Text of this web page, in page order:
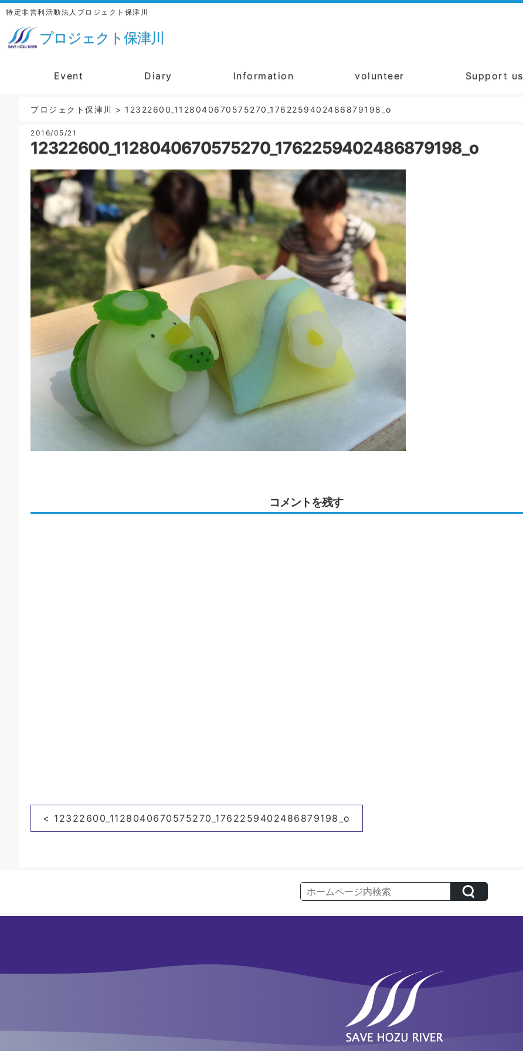
特定非営利活動法人プロジェクト保津川
プロジェクト保津川
Event Diary Information volunteer Support us
プロジェクト保津川 > 12322600_1128040670575270_1762259402486879198_o
2016/05/21
12322600_1128040670575270_1762259402486879198_o
コメントを残す
稿
シ
< 12322600_1128040670575270_1762259402486879198_o